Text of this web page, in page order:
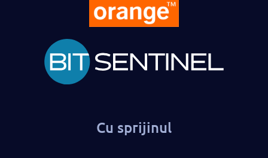
Cu sprijinul